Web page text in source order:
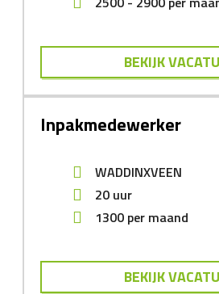
BEKIJK
Inpakmedewerker
WADDINXVEEN
20 uur
1300 per maand
BEKIJK